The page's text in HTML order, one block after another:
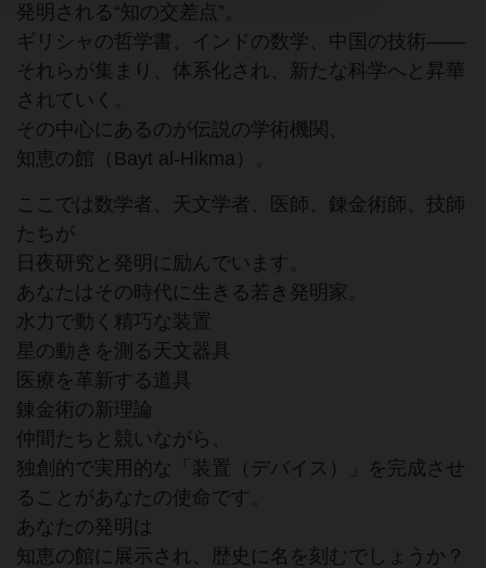
発明される“知の交差点”。
ギリシャの哲学書、インドの数学、中国の技術――
それらが集まり、体系化され、新たな科学へと昇華
されていく。
その中心にあるのが伝説の学術機関、
知恵の館（Bayt al-Hikma）。
ここでは数学者、天文学者、医師、錬金術師、技師
たちが
日夜研究と発明に励んでいます。
あなたはその時代に生きる若き発明家。
水力で動く精巧な装置
星の動きを測る天文器具
医療を革新する道具
錬金術の新理論
仲間たちと競いながら、
独創的で実用的な「装置（デバイス）」を完成させ
ることがあなたの使命です。
あなたの発明は
知恵の館に展示され、歴史に名を刻むでしょうか？